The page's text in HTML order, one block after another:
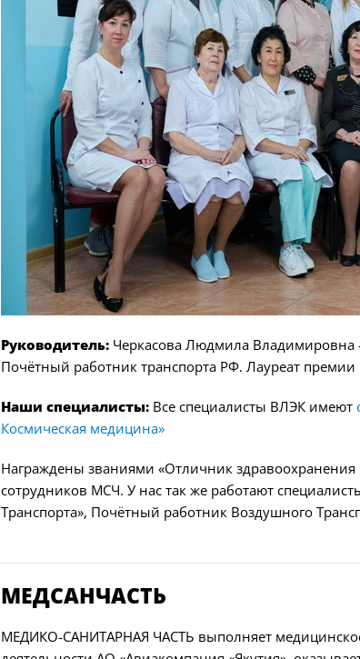
Руководитель:Черкасова Людмила Владимировна
Почётный работник транспорта РФ. Лауреат премии
Наши специалисты:Все специалисты ВЛЭК имеют
Космическая медицина»
Награждены званиями «Отличник
сотрудников МСЧ. У нас так же работают
Транспорта», Почётный работник Воздушного
МЕДСАНЧАСТЬ
МЕДИКО-САНИТАРНАЯ ЧАСТЬ выполняет